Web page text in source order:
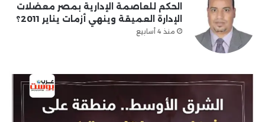
الحكم للعاصمة الإدارية بمصر معضلات
الإدارة العميقة وينهي أزمات يناير 2011؟
منذ 4 أسابيع